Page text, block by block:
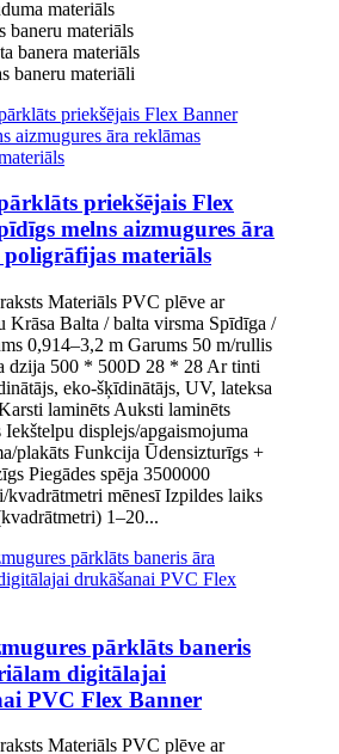
materiāls
baneru materiāls
banera materiāls
baneru materiāli
priekšējais Flex
melns aizmugures āra
poligrāfijas materiāls
Materiāls PVC plēve ar
Krāsa Balta / balta virsma Spīdīga /
0,914–3,2 m Garums 50 m/rullis
dzija 500 * 500D 28 * 28 Ar tinti
eko-šķīdinātājs, UV, lateksa
laminēts Auksti laminēts
displejs/apgaismojuma
plakāts Funkcija Ūdensizturīgs +
Piegādes spēja 3500000
kvadrātmetri mēnesī Izpildes laiks
1–20...
pārklāts baneris
digitālajai
PVC Flex Banner
Materiāls PVC plēve ar